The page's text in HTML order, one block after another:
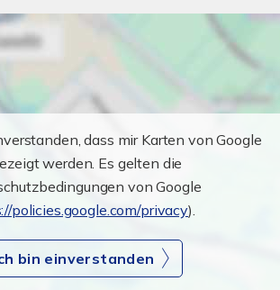
dass mir Karten von Google
werden. Es gelten die
von Google
policies.google.com/privacy).
bin einverstanden